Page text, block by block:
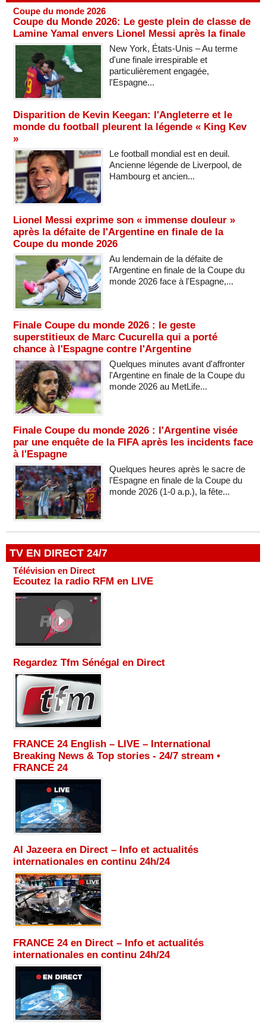
Coupe du monde 2026
Coupe du Monde 2026: Le geste plein de classe de
Lamine Yamal envers Lionel Messi après la finale
New York, États-Unis – Au terme
d'une finale irrespirable et
particulièrement engagée,
l'Espagne...
Disparition de Kevin Keegan: l'Angleterre et le
monde du football pleurent la légende « King Kev
»
Le football mondial est en deuil.
Ancienne légende de Liverpool, de
Hambourg et ancien...
Lionel Messi exprime son « immense douleur »
après la défaite de l'Argentine en finale de la
Coupe du monde 2026
Au lendemain de la défaite de
l'Argentine en finale de la Coupe du
monde 2026 face à l'Espagne,...
Finale Coupe du monde 2026 : le geste
superstitieux de Marc Cucurella qui a porté
chance à l'Espagne contre l'Argentine
Quelques minutes avant d'affronter
l'Argentine en finale de la Coupe du
monde 2026 au MetLife...
Finale Coupe du monde 2026 : l'Argentine visée
par une enquête de la FIFA après les incidents face
à l'Espagne
Quelques heures après le sacre de
l'Espagne en finale de la Coupe du
monde 2026 (1-0 a.p.), la fête...
TV EN DIRECT 24/7
Télévision en Direct
Ecoutez la radio RFM en LIVE
Regardez Tfm Sénégal en Direct
FRANCE 24 English – LIVE – International
Breaking News & Top stories - 24/7 stream •
FRANCE 24
Al Jazeera en Direct – Info et actualités
internationales en continu 24h/24
FRANCE 24 en Direct – Info et actualités
internationales en continu 24h/24